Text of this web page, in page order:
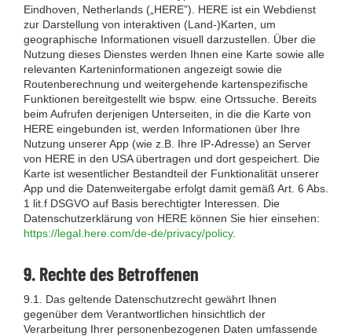
Eindhoven, Netherlands („HERE”). HERE ist ein Webdienst
zur Darstellung von interaktiven (Land-)Karten, um
geographische Informationen visuell darzustellen. Über die
Nutzung dieses Dienstes werden Ihnen eine Karte sowie alle
relevanten Karteninformationen angezeigt sowie die
Routenberechnung und weitergehende kartenspezifische
Funktionen bereitgestellt wie bspw. eine Ortssuche. Bereits
beim Aufrufen derjenigen Unterseiten, in die die Karte von
HERE eingebunden ist, werden Informationen über Ihre
Nutzung unserer App (wie z.B. Ihre IP-Adresse) an Server
von HERE in den USA übertragen und dort gespeichert. Die
Karte ist wesentlicher Bestandteil der Funktionalität unserer
App und die Datenweitergabe erfolgt damit gemäß Art. 6 Abs.
1 lit.f DSGVO auf Basis berechtigter Interessen. Die
Datenschutzerklärung von HERE können Sie hier einsehen:
https://legal.here.com/de-de/privacy/policy.
9. Rechte des Betroffenen
9.1. Das geltende Datenschutzrecht gewährt Ihnen
gegenüber dem Verantwortlichen hinsichtlich der
Verarbeitung Ihrer personenbezogenen Daten umfassende